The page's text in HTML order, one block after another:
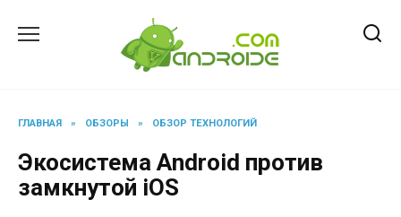
ГЛАВНАЯ » ОБЗОРЫ » ОБЗОР ТЕХНОЛОГИЙ
Экосистема Android против
замкнутой iOS